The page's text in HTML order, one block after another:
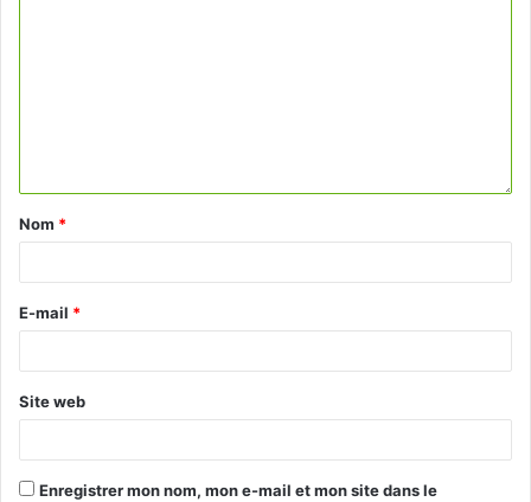
Nom *
E-mail *
Site web
Enregistrer mon nom, mon e-mail et mon site dans le